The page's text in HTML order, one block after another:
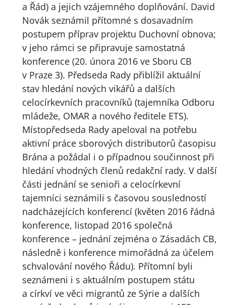
a Řád) a jejich vzájemného doplňování. David
Novák seznámil přítomné s dosavadním
postupem příprav projektu Duchovní obnova;
v jeho rámci se připravuje samostatná
konference (20. února 2016 ve Sboru CB
v Praze 3). Předseda Rady přiblížil aktuální
stav hledání nových vikářů a dalších
celocírkevních pracovníků (tajemníka Odboru
mládeže, OMAR a nového ředitele ETS).
Místopředseda Rady apeloval na potřebu
aktivní práce sborových distributorů časopisu
Brána a požádal i o případnou součinnost při
hledání vhodných členů redakční rady. V další
části jednání se senioři a celocírkevní
tajemníci seznámili s časovou sousledností
nadcházejících konferencí (květen 2016 řádná
konference, listopad 2016 společná
konference – jednání zejména o Zásadách CB,
následně i konference mimořádná za účelem
schvalování nového Řádu). Přítomní byli
seznámeni i s aktuálním postupem státu
a církví ve věci migrantů ze Sýrie a dalších